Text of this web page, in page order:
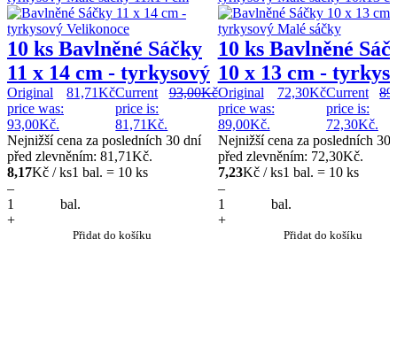
10 ks Bavlněné Sáčky
11 x 14 cm - tyrkysový
93,00Kč
Original
price was:
93,00Kč.
81,71KčCurrent
price is:
81,71Kč.
Nejnižší cena za posledních 30 dní
před zlevněním: 81,71Kč.
8,17Kč / ks1 bal. = 10 ks
–
bal.
+
Přidat do košíku
10 ks Bavlněné
10 x 13 cm -
Original
price was:
89,00Kč.
72,30KčCurrent
price is:
72,30Kč.
Nejnižší cena za posledních 30
před zlevněním: 72,30Kč.
7,23Kč / ks1 bal. = 10 ks
–
bal.
+
Přidat do košíku